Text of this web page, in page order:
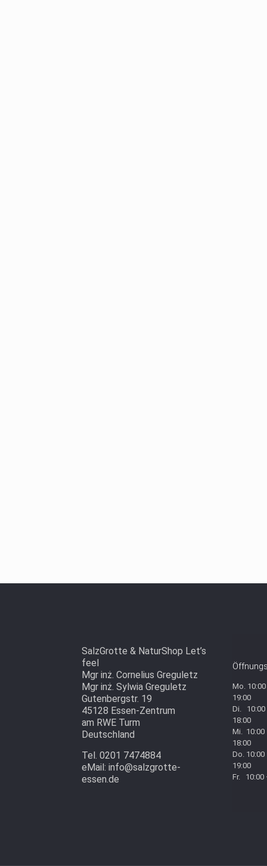
SalzGrotte & NaturShop Let’s
feel
Mgr inż. Cornelius Greguletz
Mgr inż. Sylwia Greguletz
Gutenbergstr. 19
45128 Essen-Zentrum
am RWE Turm
Deutschland
Tel. 0201 7474884
eMail: info@salzgrotte-
essen.de
Mo.
19:00
Di. 10:00
18:00
Mi. 10:00
18:00
Do.
19:00
Fr. 10:00